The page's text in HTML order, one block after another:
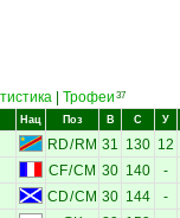
Трофеи 37
Нац Поз В С У
RD/ RM 31 130 12
CF/CM 30 140 -
CD/CM 30 144 -